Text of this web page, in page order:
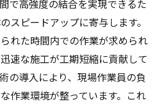
で高強度の結合を実現できるた
スピードアップに寄与します。
れた時間内での作業が求められ
速な施工が工期短縮に貢献して
の導入により、現場作業員の負
作業環境が整っています。これ